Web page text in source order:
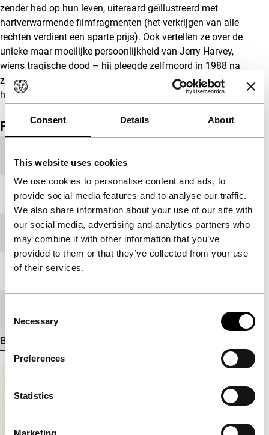
Consent Details About
This website uses cookies
We use cookies to personalise content and ads, to
provide social media features and to analyse our traffic.
We also share information about your use of our site with
our social media, advertising and analytics partners who
may combine it with other information that you’ve
provided to them or that they’ve collected from your use
of their services.
Selection
Necessary
Preferences
Statistics
Marketing
zender had op hun leven, uiteraard geïllustreerd met
hartverwarmende filmfragmenten (het verkrijgen van alle
rechten verdient een aparte prijs). Ook vertellen ze over de
unieke maar moeilijke persoonlijkheid van Jerry Harvey,
wiens tragische dood – hij pleegde zelfmoord in 1988 na
zijn tweede echtgenote te hebben doodgeschoten – ook
het einde inluidde van Z Channel. (GT)
Film details
Jaar 2004
IFFR 2005
Lengte
Bekijk meer details